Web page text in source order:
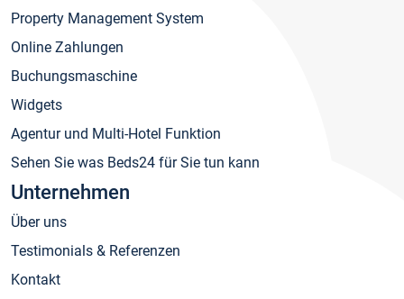
Property Management System
Online Zahlungen
Buchungsmaschine
Widgets
Agentur und Multi-Hotel Funktion
Sehen Sie was Beds24 für Sie tun kann
Unternehmen
Über uns
Testimonials & Referenzen
Kontakt